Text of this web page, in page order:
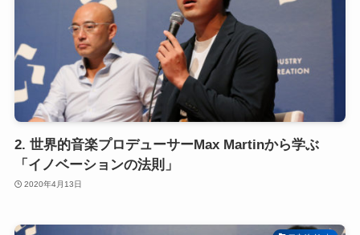
2. 世界的音楽プロデューサーMax Martinから学ぶ
「イノベーションの法則」
2020年4月13日